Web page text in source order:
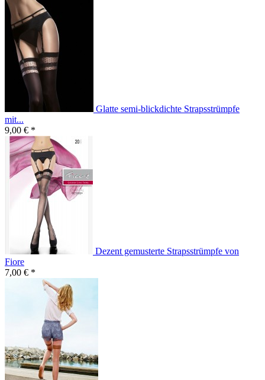
Glatte semi-blickdichte Strapsstrümpfe
mit...
9,00 € *
Dezent gemusterte Strapsstrümpfe von
Fiore
7,00 € *